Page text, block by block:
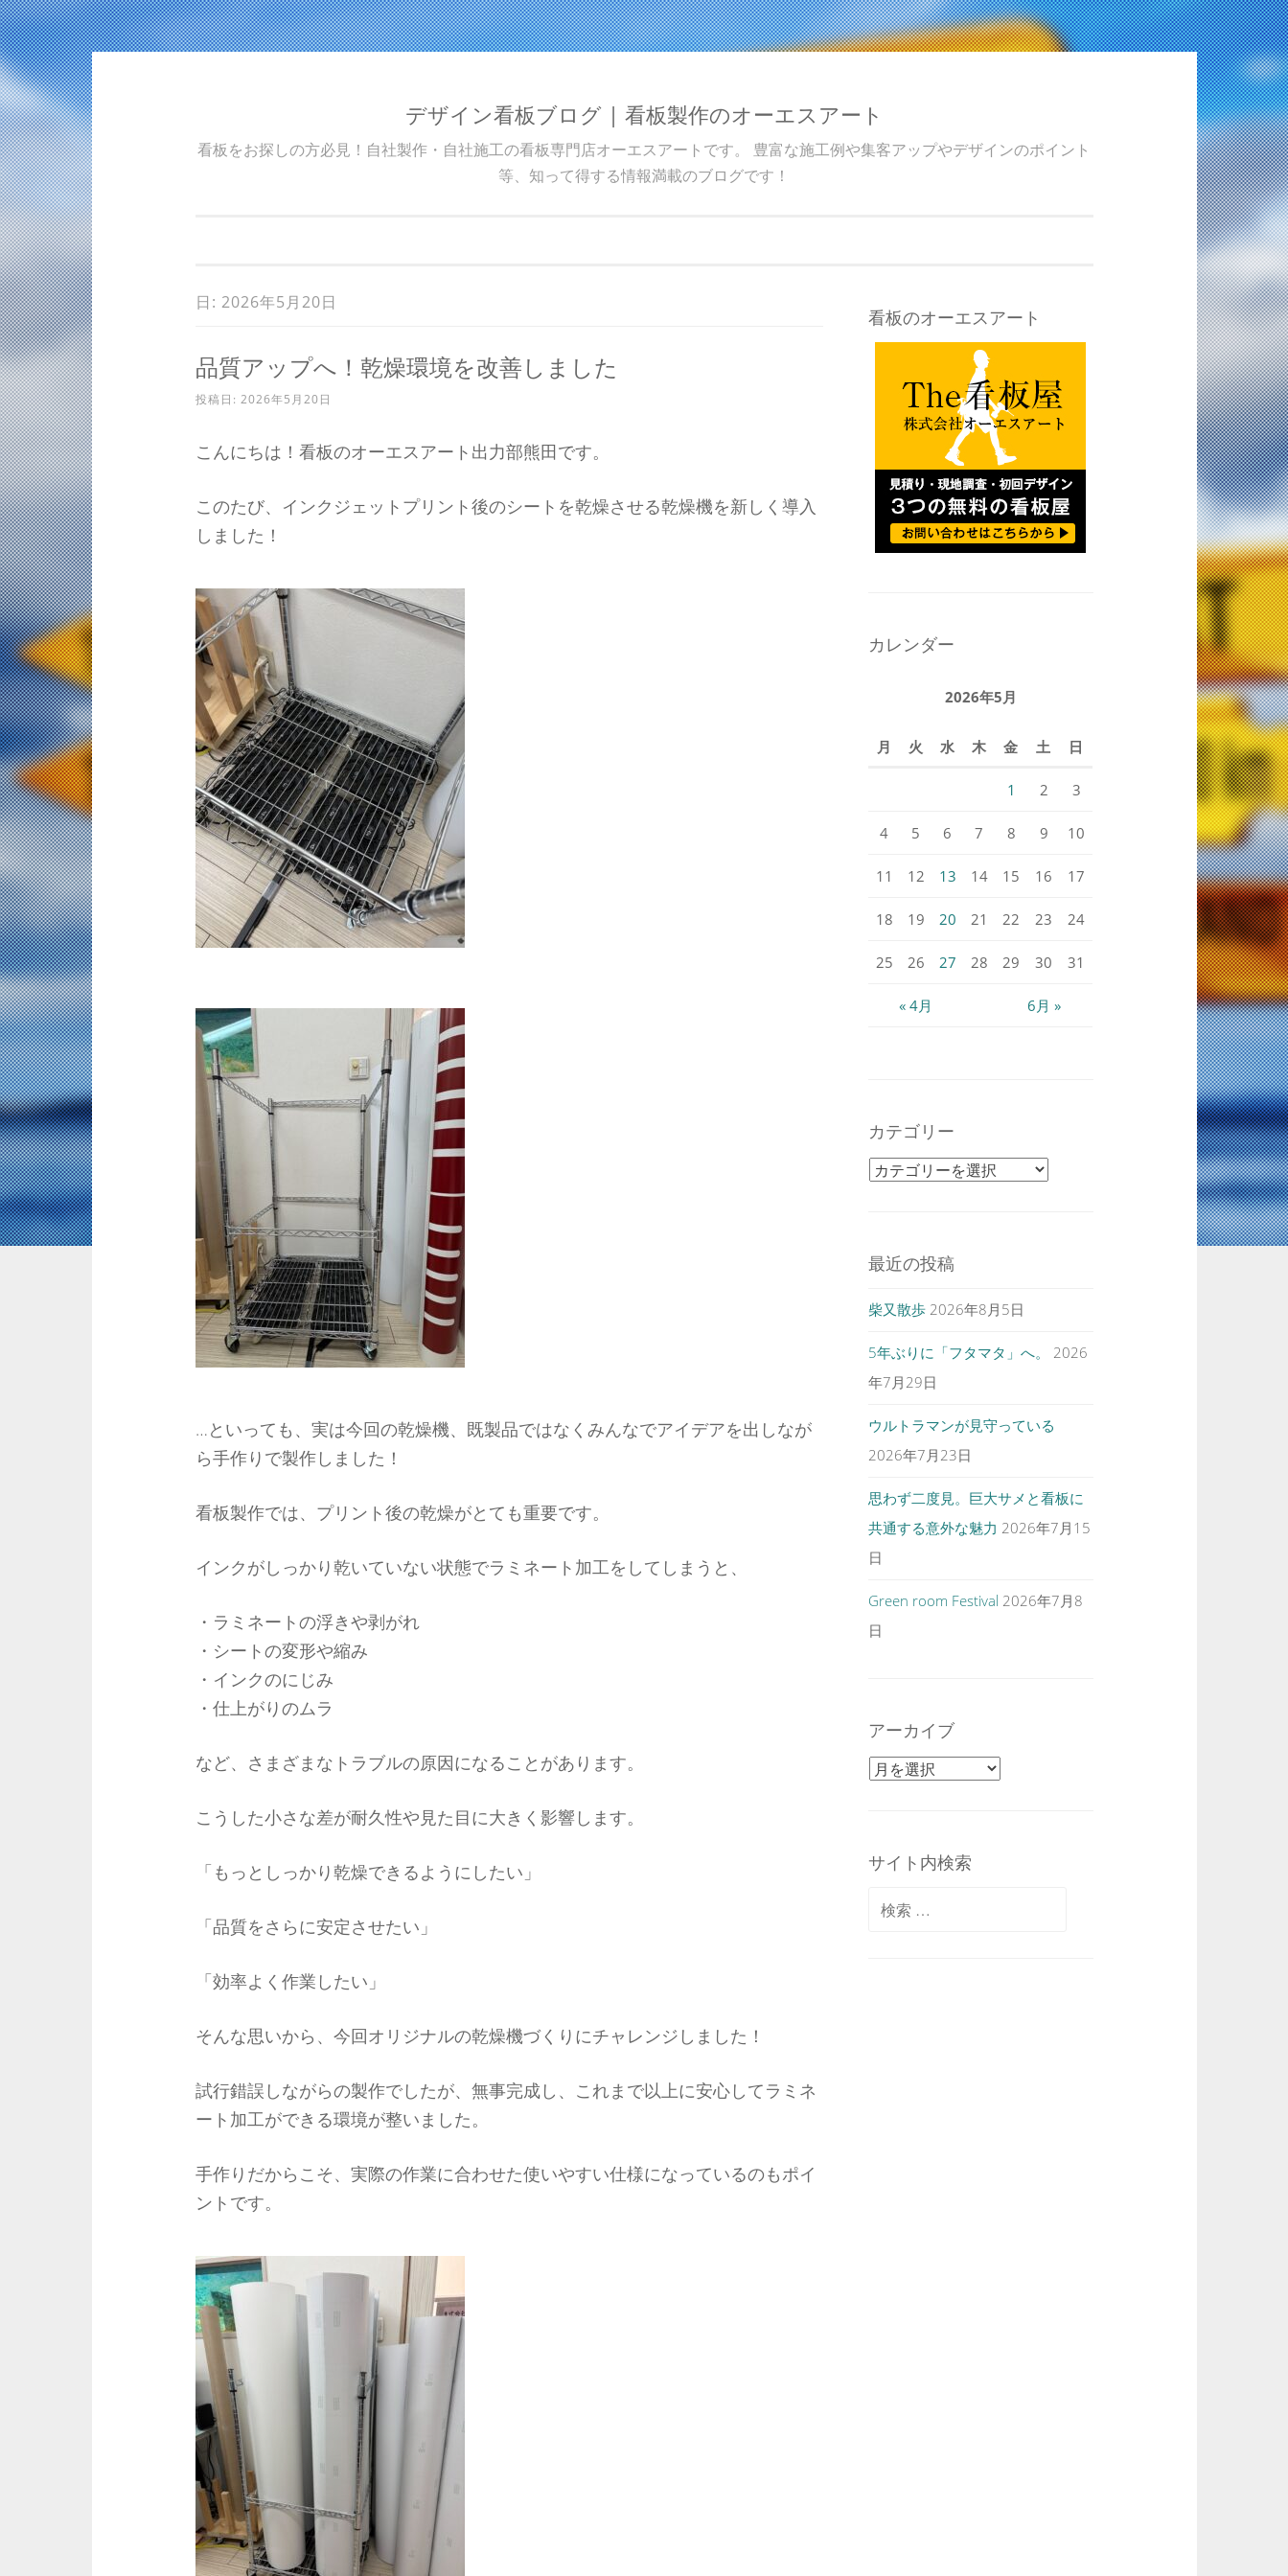
デザイン看板ブログ | 看板製作のオーエスアート
看板をお探しの方必見！自社製作・自社施工の看板専門店オーエスアートです。 豊富な施工例や集客アップやデザインのポイント
等、知って得する情報満載のブログです！
日: 2026年5月20日
品質アップへ！乾燥環境を改善しました
投稿日: 2026年5月20日
こんにちは！看板のオーエスアート出力部熊田です。
このたび、インクジェットプリント後のシートを乾燥させる乾燥機を新しく導入
しました！
…といっても、実は今回の乾燥機、既製品ではなくみんなでアイデアを出しなが
ら手作りで製作しました！
看板製作では、プリント後の乾燥がとても重要です。
インクがしっかり乾いていない状態でラミネート加工をしてしまうと、
・ラミネートの浮きや剥がれ
・シートの変形や縮み
・インクのにじみ
・仕上がりのムラ
など、さまざまなトラブルの原因になることがあります。
こうした小さな差が耐久性や見た目に大きく影響します。
「もっとしっかり乾燥できるようにしたい」
「品質をさらに安定させたい」
「効率よく作業したい」
そんな思いから、今回オリジナルの乾燥機づくりにチャレンジしました！
試行錯誤しながらの製作でしたが、無事完成し、これまで以上に安心してラミネ
ート加工ができる環境が整いました。
手作りだからこそ、実際の作業に合わせた使いやすい仕様になっているのもポイ
ントです。
看板のオーエスアート
カレンダー
2026年5月
月 火 水 木 金 土 日
« 4月 6月 »
1 2 3
4 5 6 7 8 9 10
11 12 13 14 15 16 17
18 19 20 21 22 23 24
25 26 27 28 29 30 31
カテゴリー
カテゴリー
最近の投稿
柴又散歩 2026年8月5日
5年ぶりに「フタマタ」へ。
2026
年7月29日
ウルトラマンが見守っている
2026年7月23日
思わず二度見。巨大サメと看板に
共通する意外な魅力 2026年7月15
日
Green room Festival 2026年7月8
日
アーカイブ
アーカイブ
サイト内検索
検索: